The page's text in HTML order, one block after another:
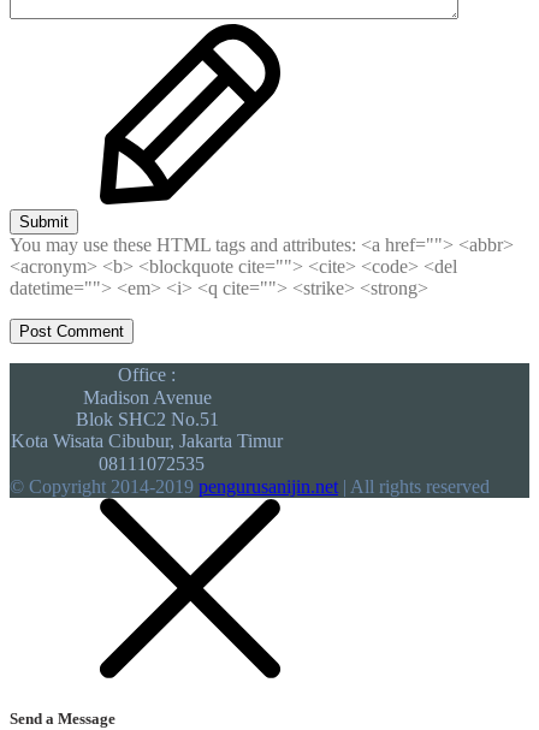
Submit
You may use these HTML tags and attributes: <a href=""> <abbr>
<acronym> <b> <blockquote cite=""> <cite> <code> <del
datetime=""> <em> <i> <q cite=""> <strike> <strong>
Office :
Madison Avenue
Blok SHC2 No.51
Kota Wisata Cibubur, Jakarta Timur
08111072535
© Copyright 2014-2019 pengurusanijin.net | All rights reserved
Send a Message